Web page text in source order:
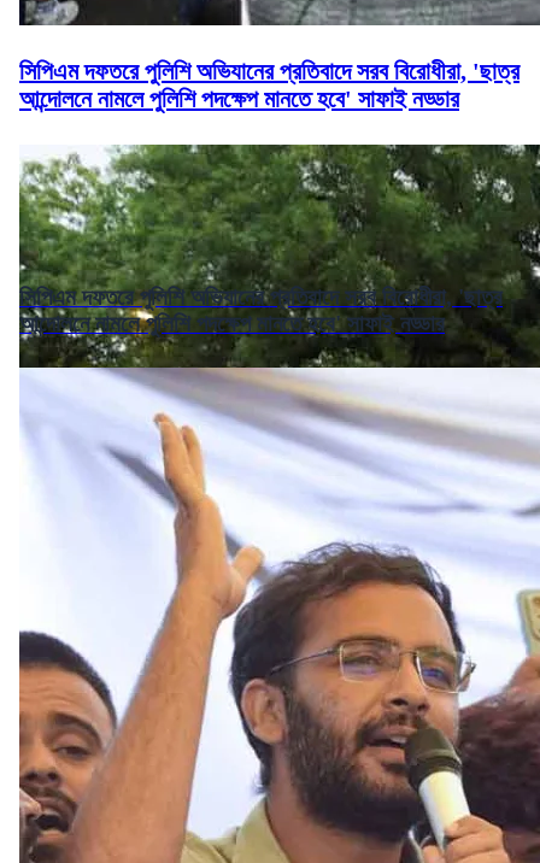
সিপিএম দফতরে পুলিশি অভিযানের প্রতিবাদে সরব বিরোধীরা, 'ছাত্র
আন্দোলনে নামলে পুলিশি পদক্ষেপ মানতে হবে' সাফাই নড্ডার
সিপিএম দফতরে পুলিশি অভিযানের প্রতিবাদে সরব বিরোধীরা, 'ছাত্র
আন্দোলনে নামলে পুলিশি পদক্ষেপ মানতে হবে' সাফাই নড্ডার